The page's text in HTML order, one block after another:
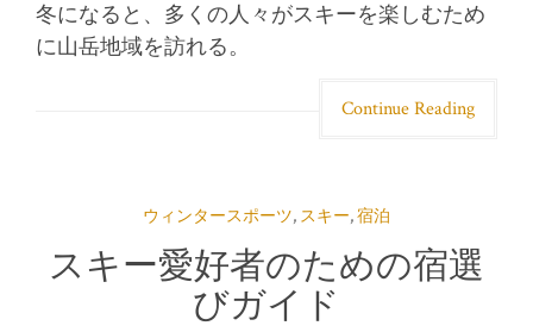
冬になると、多くの人々がスキーを楽しむため
に山岳地域を訪れる。
Continue Reading
ウィンタースポーツ, スキー,宿泊
スキー愛好者のための宿選
びガイド